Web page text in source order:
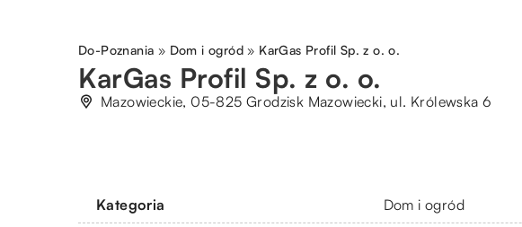
Do-Poznania » Dom i ogród » KarGas Profil Sp. z o. o.
KarGas Profil Sp. z o. o.
Mazowieckie, 05-825 Grodzisk Mazowiecki, ul. Królewska 6
Kategoria Dom i ogród